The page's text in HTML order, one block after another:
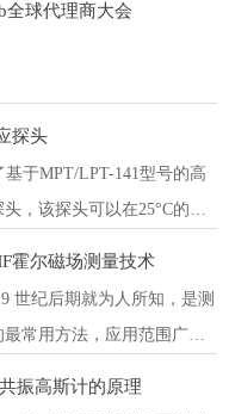
全球代理商大会
探头
基于MPT/LPT-141型号的高
，该探头可以在25°C的最
达13 T的磁场，其精度为
霍尔磁场测量技术
世纪后期就为人所知，是测
常用方法，应用范围广
传感器应用——接近传感
振高斯计的原理